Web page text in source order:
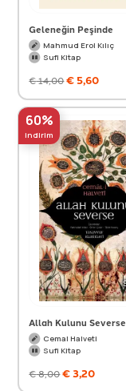
Geleneğin Peşinde
Mahmud Erol Kılıç
Sufi Kitap
€14,00€ 5,60
60%
indirim
Allah Kulunu Severse
Cemal Halveti
Sufi Kitap
€8,00€ 3,20